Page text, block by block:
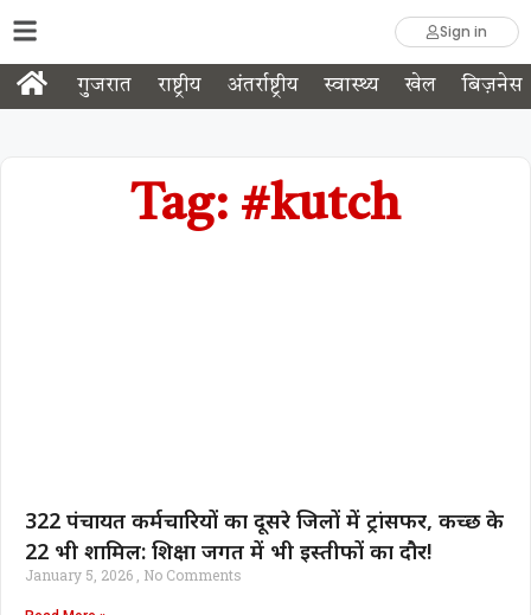
Sign in
गुजरात राष्ट्रीय अंतर्राष्ट्रीय स्वास्थ्य खेल बिज़नेस
Tag: #kutch
322 पंचायत कर्मचारियों का दूसरे जिलों में ट्रांसफर, कच्छ के
22 भी शामिल: शिक्षा जगत में भी इस्तीफों का दौर!
January 5, 2026 No Comments